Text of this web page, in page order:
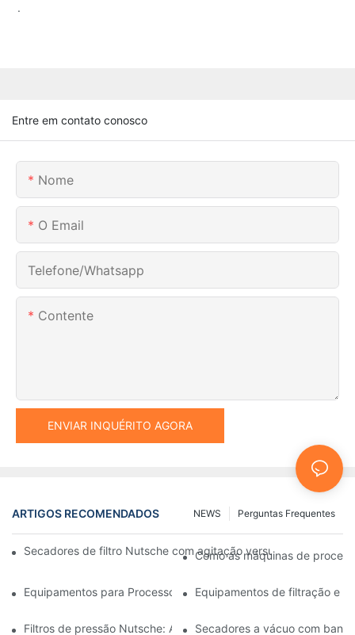
.
Entre em contato conosco
Nome
O Email
Telefone/whatsapp
Contente
ENVIAR INQUÉRITO AGORA
ARTIGOS RECOMENDADOS Perguntas Frequentes
NEWS
Secadores de filtro Nutsche com agitação versus outros
Como as máquinas de
Equipamentos para Processos Industriais: Inovações que
Equipamentos de filtração e
Filtros de pressão Nutsche: Aplicações nas indústrias química
Secadores a vácuo com